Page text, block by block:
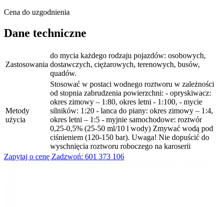
Cena do uzgodnienia
Dane techniczne
Zastosowania
do mycia każdego rodzaju pojazdów: osobowych,
dostawczych, ciężarowych, terenowych, busów,
quadów.
Metody
użycia
Stosować w postaci wodnego roztworu w zależności
od stopnia zabrudzenia powierzchni: - opryskiwacz:
okres zimowy – 1:80, okres letni - 1:100, - mycie
silników: 1:20 - lanca do piany: okres zimowy – 1:4,
okres letni – 1:5 - myjnie samochodowe: roztwór
0,25-0,5% (25-50 ml/10 l wody) Zmywać wodą pod
ciśnieniem (120-150 bar). Uwaga! Nie dopuścić do
wyschnięcia roztworu roboczego na karoserii
Zapytaj o cenę Zadzwoń: 601 373 106